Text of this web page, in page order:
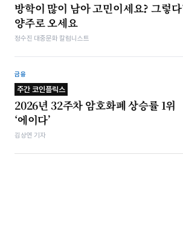
방학이 많이 남아 고민이세요? 그렇
양주로 오세요
정수진 대중문화 칼럼니스트
금융
주간 코인플릭스
2026년 32주차 암호화폐 상승률 1위
‘에이다’
김상연 기자